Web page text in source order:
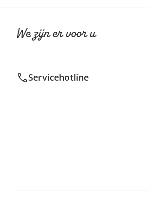
We zijn er voor u
Servicehotline